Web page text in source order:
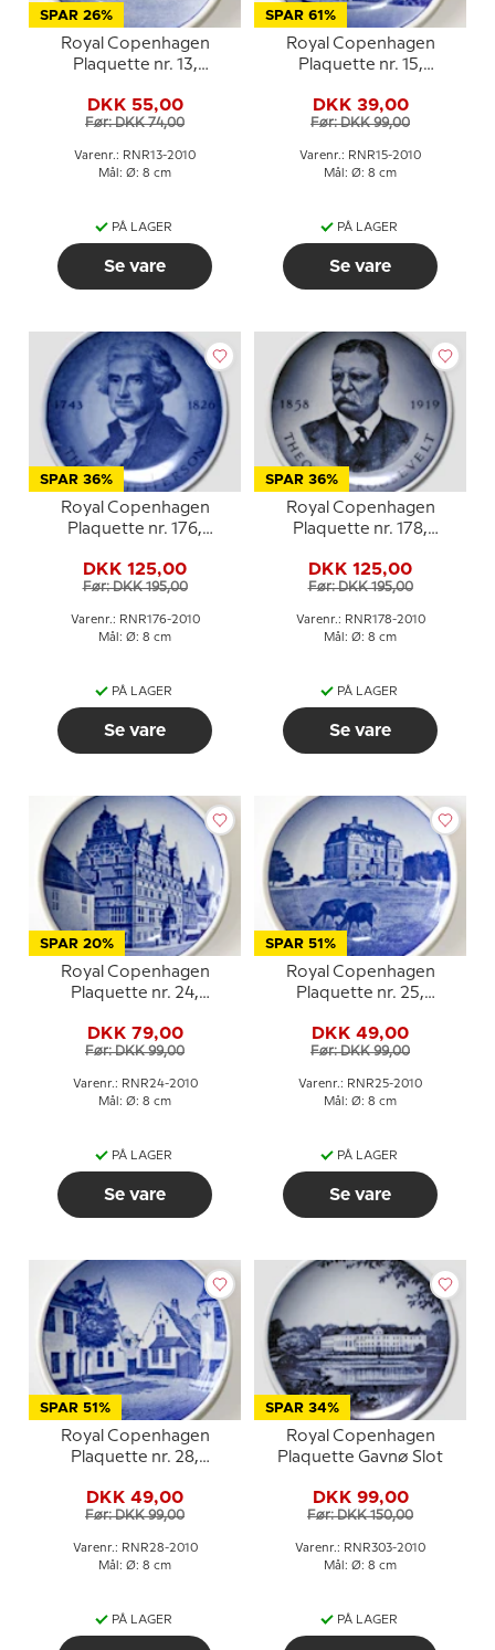
SPAR 26%
Royal Copenhagen
Plaquette nr. 13,
DKK 55,00
Før: DKK 74,00
Varenr.: RNR13-2010
Mål: Ø: 8 cm
PÅ LAGER
Se vare
SPAR 61%
Royal Copenhagen
Plaquette nr. 15,
DKK 39,00
Før: DKK 99,00
Varenr.: RNR15-2010
Mål: Ø: 8 cm
PÅ LAGER
Se vare
SPAR 36%
Royal Copenhagen
Plaquette nr. 176,
DKK 125,00
Før: DKK 195,00
Varenr.: RNR176-2010
Mål: Ø: 8 cm
PÅ LAGER
Se vare
SPAR 36%
Royal Copenhagen
Plaquette nr. 178,
DKK 125,00
Før: DKK 195,00
Varenr.: RNR178-2010
Mål: Ø: 8 cm
PÅ LAGER
Se vare
SPAR 20%
Royal Copenhagen
Plaquette nr. 24,
DKK 79,00
Før: DKK 99,00
Varenr.: RNR24-2010
Mål: Ø: 8 cm
PÅ LAGER
Se vare
SPAR 51%
Royal Copenhagen
Plaquette nr. 25,
DKK 49,00
Før: DKK 99,00
Varenr.: RNR25-2010
Mål: Ø: 8 cm
PÅ LAGER
Se vare
SPAR 51%
Royal Copenhagen
Plaquette nr. 28,
DKK 49,00
Før: DKK 99,00
Varenr.: RNR28-2010
Mål: Ø: 8 cm
PÅ LAGER
SPAR 34%
Royal Copenhagen
Plaquette Gavnø Slot
DKK 99,00
Før: DKK 150,00
Varenr.: RNR303-2010
Mål: Ø: 8 cm
PÅ LAGER